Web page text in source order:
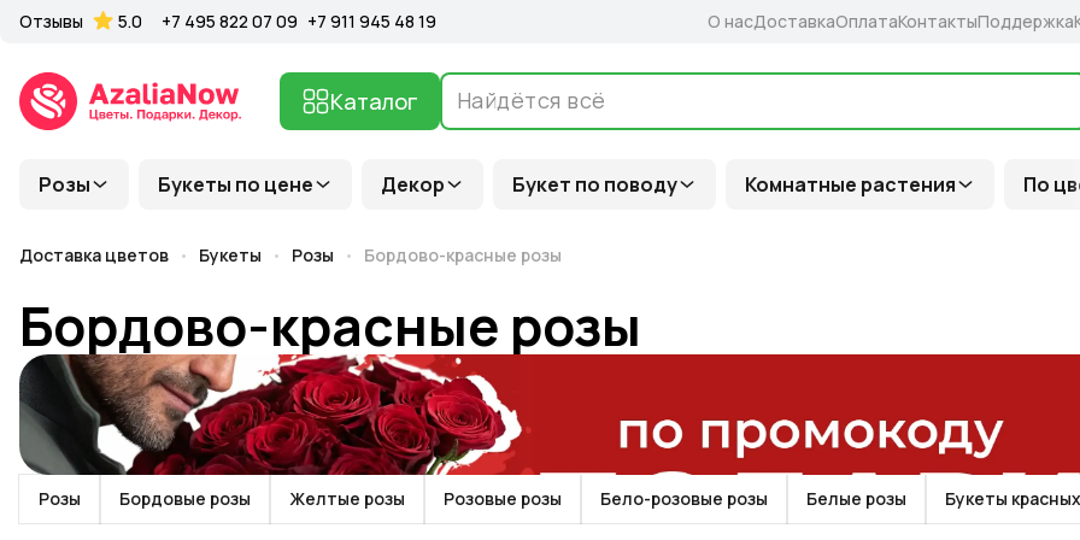
Розы Букеты по цене Декор Букет по поводу Комнатные растения По
Каталог
Отзывы 5.0 +7 495 822 07 09 +7 911 945 48 19 О насДоставкаОплатаКонтактыПоддержка
Доставка цветов Букеты Розы Бордово-красные розы
Бордово-красные розы
Розы Бордовые розы Желтые розы Розовые розы Бело-розовые розы Белые розы Букеты